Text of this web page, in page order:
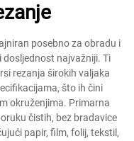
posebno za obradu i
najvažniji. Ti
rezanja širokih valjaka
što ih čini
okruženjima. Primarna
čistih, bez bradavice
papir, film, folij, tekstil,